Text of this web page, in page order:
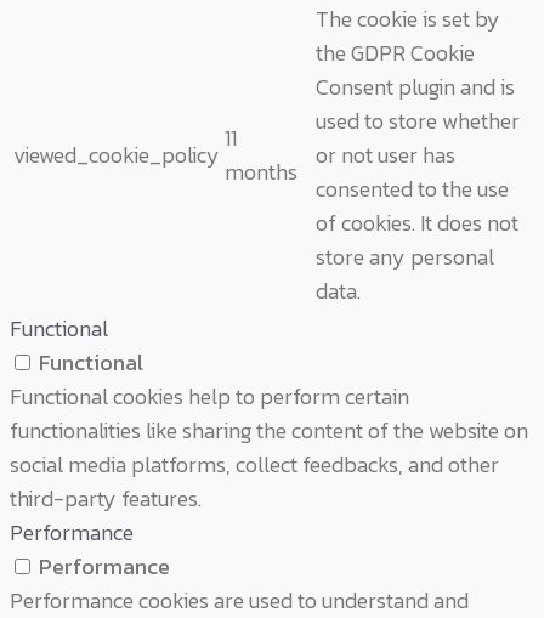
viewed_cookie_policy
11
months
The cookie is set by
the GDPR Cookie
Consent plugin and is
used to store whether
or not user has
consented to the use
of cookies. It does not
store any personal
data.
Functional
Functional
Functional cookies help to perform certain
functionalities like sharing the content of the website on
social media platforms, collect feedbacks, and other
third-party features.
Performance
Performance
Performance cookies are used to understand and